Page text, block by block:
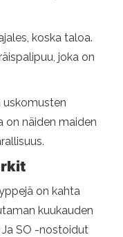
koska taloa.
joka on
uskomusten
on näiden maiden
on kahta
kuukauden
Ja SO -nostoidut